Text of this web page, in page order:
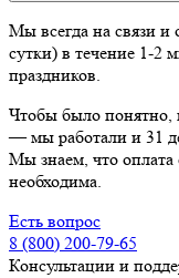
Мы всегда на связи и
сутки) в течение 1-2
праздников.
Чтобы было понятно,
— мы работали и 31
Мы знаем, что оплата
необходима.
Есть вопрос
8 (800) 200-79-65
Консультации и